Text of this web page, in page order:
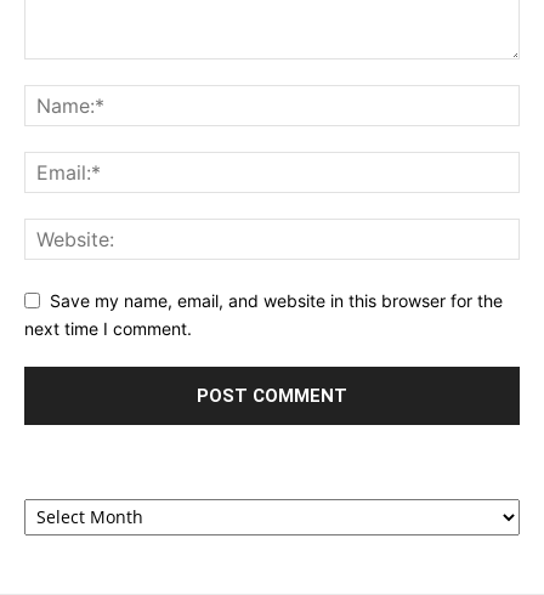
Save my name, email, and website in this browser for the
next time I comment.
Archives